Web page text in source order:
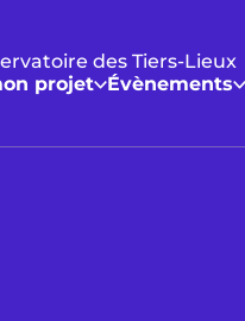
des Tiers-Lieux
projet Évènements